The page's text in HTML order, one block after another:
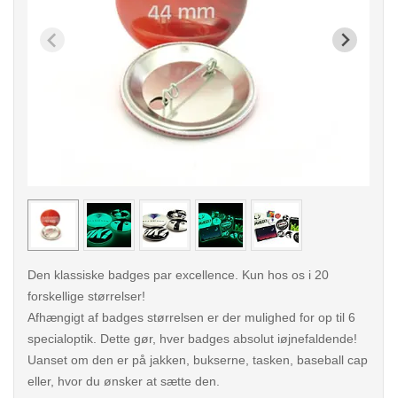
< /picture>
Den klassiske badges par excellence. Kun hos os i 20
forskellige størrelser!
Afhængigt af badges størrelsen er der mulighed for op til 6
specialoptik. Dette gør, hver badges absolut iøjnefaldende!
Uanset om den er på jakken, bukserne, tasken, baseball cap
eller, hvor du ønsker at sætte den.